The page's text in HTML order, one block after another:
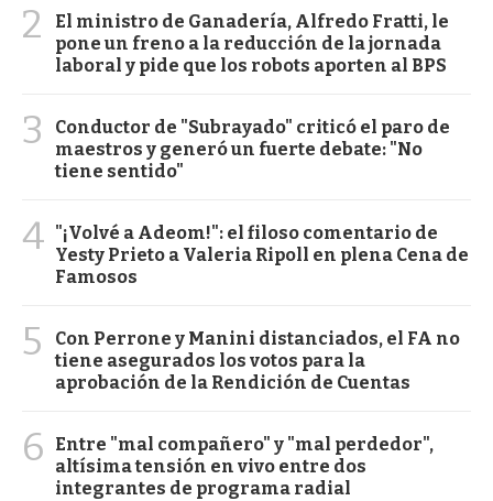
2
El ministro de Ganadería, Alfredo Fratti, le
pone un freno a la reducción de la jornada
laboral y pide que los robots aporten al BPS
3
Conductor de "Subrayado" criticó el paro de
maestros y generó un fuerte debate: "No
tiene sentido"
4 "¡Volvé a Adeom!": el filoso comentario de
Yesty Prieto a Valeria Ripoll en plena Cena de
Famosos
5
Con Perrone y Manini distanciados, el FA no
tiene asegurados los votos para la
aprobación de la Rendición de Cuentas
6
Entre "mal compañero" y "mal perdedor",
altísima tensión en vivo entre dos
integrantes de programa radial